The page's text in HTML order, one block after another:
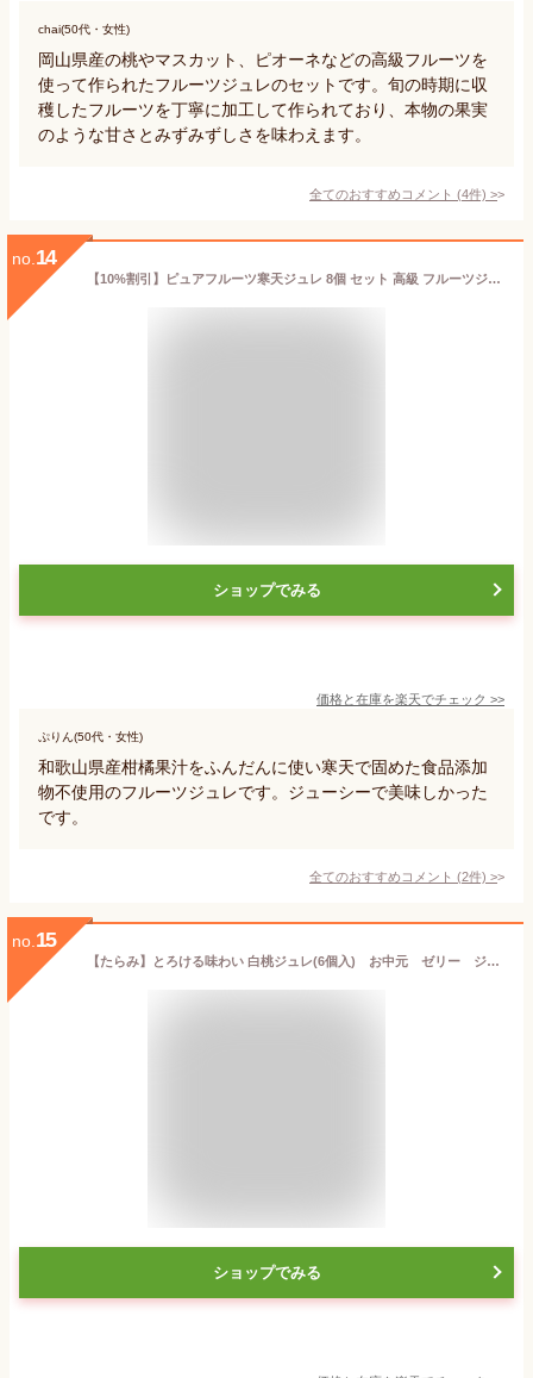
chai(50代・女性)
岡山県産の桃やマスカット、ピオーネなどの高級フルーツを
使って作られたフルーツジュレのセットです。旬の時期に収
穫したフルーツを丁寧に加工して作られており、本物の果実
のような甘さとみずみずしさを味わえます。
全てのおすすめコメント (4件) >
no. 14
【10%割引】ピュアフルーツ寒天ジュレ 8個 セット 高級 フルーツジュレ ゼリー 洋菓子 国産 スイーツ フルーツゼリー 株式会社伊藤農園 和歌山県
ショップでみる
価格と在庫を楽天でチェック >>
ぷりん(50代・女性)
和歌山県産柑橘果汁をふんだんに使い寒天で固めた食品添加
物不使用のフルーツジュレです。ジューシーで美味しかった
です。
全てのおすすめコメント (2件) >
no. 15
【たらみ】とろける味わい 白桃ジュレ(6個入) お中元 ゼリー ジュレ 白桃 桃 ピーチ 夏【フルーツ お取り寄せ うまい 果物】
ショップでみる